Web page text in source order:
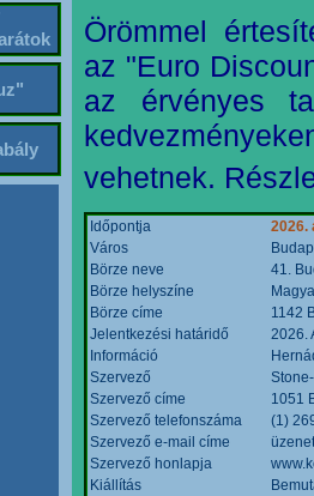
Örömmel
az "Euro
az érvényes
vehetnek.
Időpontja
2026.
Város
Börze neve
41.
Börze helyszíne
Börze címe
1142
Jelentkezési határidő
2026.
Információ
Szervező
Szervező címe
1051
Szervező telefonszáma
(1)
Szervező e-mail címe
Szervező honlapja
Kiállítás